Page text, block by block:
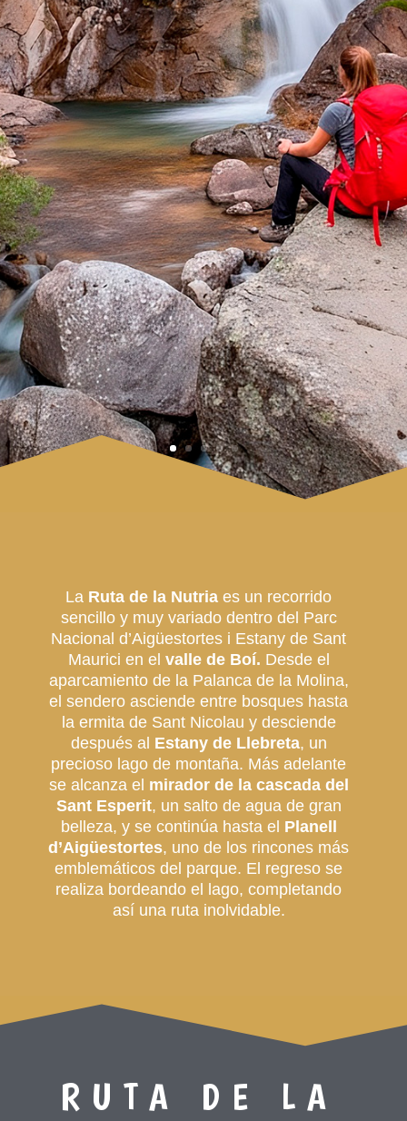
La Ruta de la Nutria es un recorrido
sencillo y muy variado dentro del Parc
Nacional d’Aigüestortes i Estany de Sant
Maurici en el valle de Boí. Desde el
aparcamiento de la Palanca de la Molina,
el sendero asciende entre bosques hasta
la ermita de Sant Nicolau y desciende
después al Estany de Llebreta, un
precioso lago de montaña. Más adelante
se alcanza el mirador de la cascada del
Sant Esperit, un salto de agua de gran
belleza, y se continúa hasta el Planell
d’Aigüestortes, uno de los rincones más
emblemáticos del parque. El regreso se
realiza bordeando el lago, completando
así una ruta inolvidable.
RUTA DE LA